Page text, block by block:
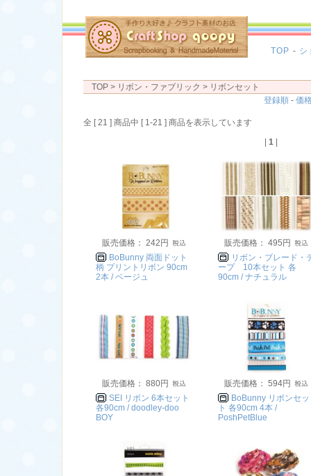
TOP - シ
TOP > リボン・ファブリック > リボンセット
登録順 - 価
全 [ 21 ] 商品中 [ 1-21 ] 商品を表示しています
| 1|
販売価格： 242円
BoBunny 両面ドット
柄 プリントリボン 90cm
2本 / ベージュ
販売価格： 495円
リボン・ブレード・
ープ 10本セット 各
90cm / ナチュラル
販売価格： 880円
SEI リボン 6本セット
各90cm / doodley-doo
BOY
販売価格： 594円
BoBunny リボンセッ
ト 各90cm 4本 /
PoshPetBlue